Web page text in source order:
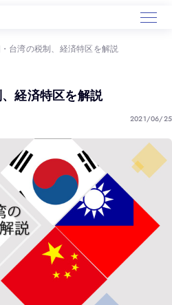
台湾の税制、経済特区を解説
経済特区を解説
2021/06/25